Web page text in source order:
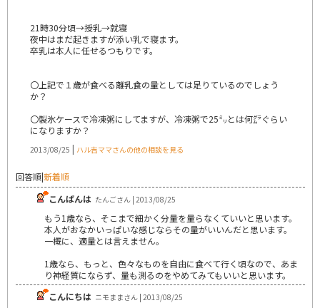
21時30分頃→授乳→就寝
夜中はまだ起きますが添い乳で寝ます。
卒乳は本人に任せるつもりです。
〇上記で１歳が食べる離乳食の量としては足りているのでしょう
か？
〇製氷ケースで冷凍粥にしてますが、冷凍粥で25㍉とは何㌘ぐらい
になりますか？
2013/08/25 | ハル吉ママさんの他の相談を見る
回答順|新着順
こんばんは たんごさん | 2013/08/25
もう1歳なら、そこまで細かく分量を量らなくていいと思います。
本人がおなかいっぱいな感じならその量がいいんだと思います。
一概に、適量とは言えません。
1歳なら、もっと、色々なものを自由に食べて行く頃なので、あま
り神経質にならず、量も測るのをやめてみてもいいと思います。
こんにちは ニモままさん | 2013/08/25